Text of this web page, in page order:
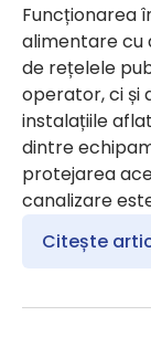
Funcționarea
alimentare cu
de rețelele
operator, ci și
instalațiile
dintre
protejarea
canalizare
Citește